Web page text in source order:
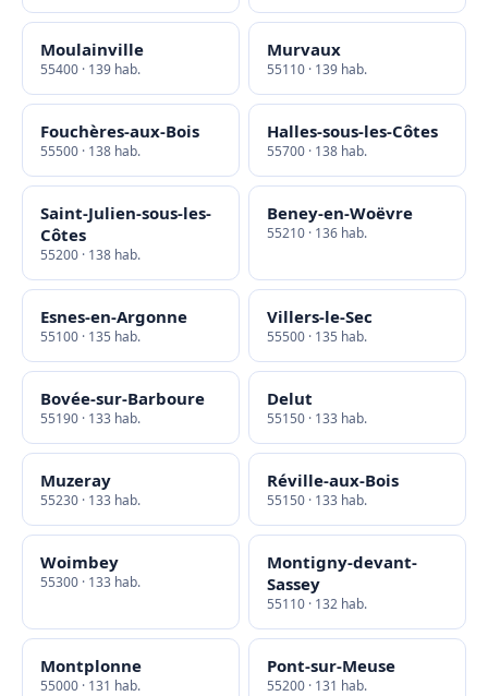
Moulainville
55400 · 139 hab.
Murvaux
55110 · 139 hab.
Fouchères-aux-Bois
55500 · 138 hab.
Halles-sous-les-Côtes
55700 · 138 hab.
Saint-Julien-sous-les-
Côtes
55200 · 138 hab.
Beney-en-Woëvre
55210 · 136 hab.
Esnes-en-Argonne
55100 · 135 hab.
Villers-le-Sec
55500 · 135 hab.
Bovée-sur-Barboure
55190 · 133 hab.
Delut
55150 · 133 hab.
Muzeray
55230 · 133 hab.
Réville-aux-Bois
55150 · 133 hab.
Woimbey
55300 · 133 hab.
Montigny-devant-
Sassey
55110 · 132 hab.
Montplonne
55000 · 131 hab.
Pont-sur-Meuse
55200 · 131 hab.